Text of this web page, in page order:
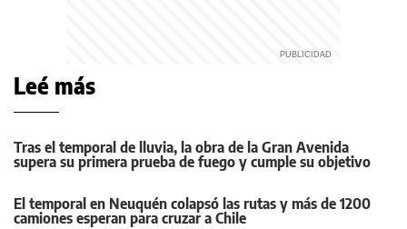
Leé más
Tras el temporal de lluvia, la obra de la Gran Avenida
supera su primera prueba de fuego y cumple su objetivo
El temporal en Neuquén colapsó las rutas y más de 1200
camiones esperan para cruzar a Chile